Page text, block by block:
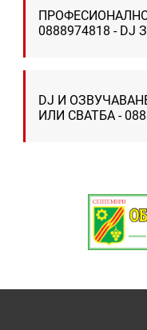
0888974818 -
DJ И
ИЛИ СВАТБА -